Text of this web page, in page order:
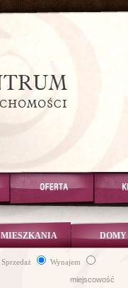
Sprzedaż Wynajem
MIESZKANIA DOMY
miejscowość